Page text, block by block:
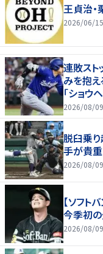
王貞治
2026/06/
連敗ス
みを抱
「ショウ
大きかっ
2026/08/
脱臼乗
手が貴
2026/08/
【ソフト
今季初
2026/08/